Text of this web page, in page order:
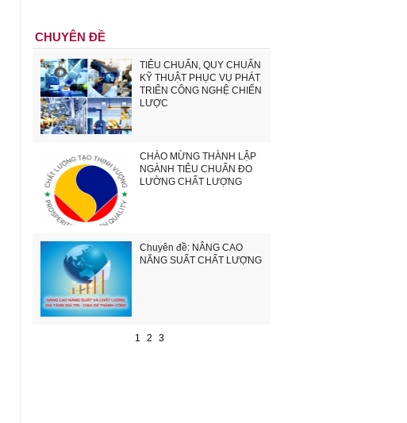
CHUYÊN ĐỀ
TIÊU CHUẨN, QUY CHUẨN
KỸ THUẬT PHỤC VỤ PHÁT
TRIỂN CÔNG NGHỆ CHIẾN
LƯỢC
CHÀO MỪNG THÀNH LẬP
NGÀNH TIÊU CHUẨN ĐO
LƯỜNG CHẤT LƯỢNG
Chuyên đề: NÂNG CAO
NĂNG SUẤT CHẤT LƯỢNG
1 2 3